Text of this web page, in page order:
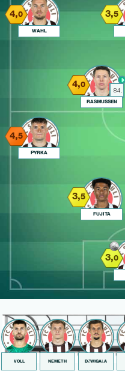
4,0
WAHL
3,5
84.
4,0
RASMUSSEN
4,5
PYRKA
3,5
FUJITA
3,0
VOLL NEMETH DŹWIGAŁA